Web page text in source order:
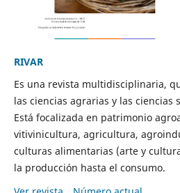
RIVAR
Es una revista multidisciplinaria,
las ciencias agrarias y las ciencias
Está focalizada en patrimonio
vitivinicultura, agricultura,
culturas alimentarias (arte y
la producción hasta el consumo.